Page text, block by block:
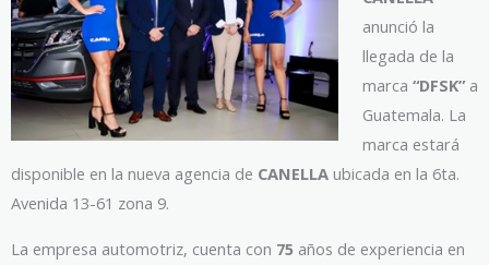
anunció la
llegada de la
marca “DFSK”a
Guatemala. La
marca estará
disponible en la nueva agencia de CANELLA ubicada en la 6ta.
Avenida 13-61 zona 9.
La empresa automotriz, cuenta con 75 años de experiencia en